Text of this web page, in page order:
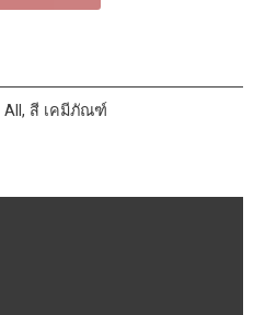
All , สี เคมีภัณฑ์